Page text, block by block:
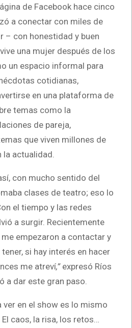
de Facebook hace cinco
a conectar con miles de
– con honestidad y buen
una mujer después de los
un espacio informal para
cotidianas,
en una plataforma de
temas como la
de pareja,
que viven millones de
actualidad.
con mucho sentido del
clases de teatro; eso lo
el tiempo y las redes
a surgir. Recientemente
empezaron a contactar y
si hay interés en hacer
me atreví,”expresó Ríos
a dar este gran paso.
ver en el show es lo mismo
caos, la risa, los retos…